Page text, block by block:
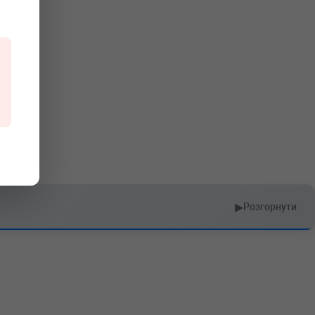
▶Розгорнути